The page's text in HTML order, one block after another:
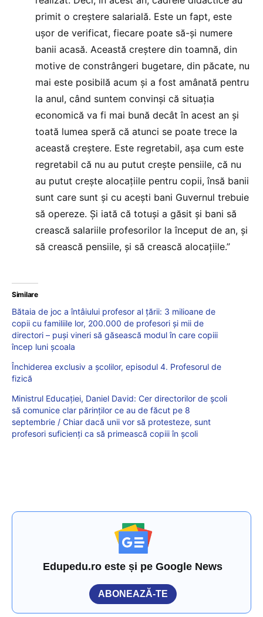
primit o creştere salarială. Este un fapt, este
uşor de verificat, fiecare poate să-şi numere
banii acasă. Această creştere din toamnă, din
motive de constrângeri bugetare, din păcate, nu
mai este posibilă acum şi a fost amânată pentru
la anul, când suntem convinşi că situaţia
economică va fi mai bună decât în acest an şi
toată lumea speră că atunci se poate trece la
această creştere. Este regretabil, aşa cum este
regretabil că nu au putut creşte pensiile, că nu
au putut creşte alocaţiile pentru copii, însă banii
sunt care sunt şi cu aceşti bani Guvernul trebuie
să opereze. Şi iată că totuşi a găsit şi bani să
crească salariile profesorilor la început de an, şi
să crească pensiile, şi să crească alocaţiile.”
Similare
Bătaia de joc a întâiului profesor al țării: 3 milioane de
copii cu familiile lor, 200.000 de profesori și mii de
directori – puși vineri să găsească modul în care copiii
încep luni școala
Închiderea exclusiv a școlilor, episodul 4. Profesorul de
fizică
Ministrul Educației, Daniel David: Cer directorilor de școli
să comunice clar părinților ce au de făcut pe 8
septembrie / Chiar dacă unii vor să protesteze, sunt
profesori suficienți ca să primească copiii în școli
Edupedu.ro este și pe Google News
ABONEAZĂ-TE